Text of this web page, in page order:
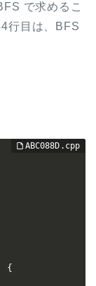
で求めるこ
行目は、BFS
{